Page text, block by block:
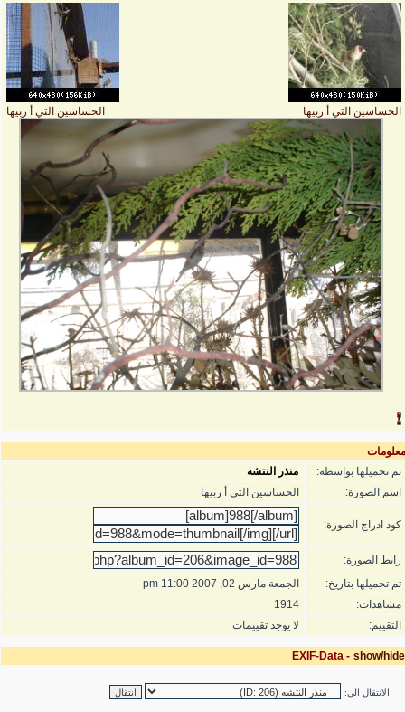
الحساسين التي أ ربيها الحساسين التي أ ربيها
معلومات
تم تحميلها بواسطة:
منذر النتشه
اسم الصورة:
الحساسين التي أ ربيها
كود ادراج الصورة:
رابط الصورة:
تم تحميلها بتاريخ:
الجمعة مارس 02, 2007 11:00 pm
مشاهدات:
1914
التقييم:
لا يوجد تقييمات
EXIF-Data - show/hide
الانتقال الى: